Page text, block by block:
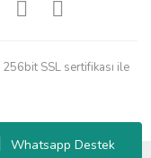
Whatsapp Destek
256bit SSL sertifikası ile